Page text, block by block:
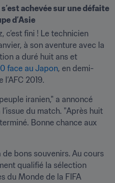
s’est achevée sur une défaite
d’Asie
c’est fini ! Le technicien
a duré huit ans et
face au Japon, en demi-
2019.
iranien," a annoncé
du match. "Après huit
Bonne chance aux
de bons souvenirs. Au cours
qualifié la sélection
du Monde de la FIFA